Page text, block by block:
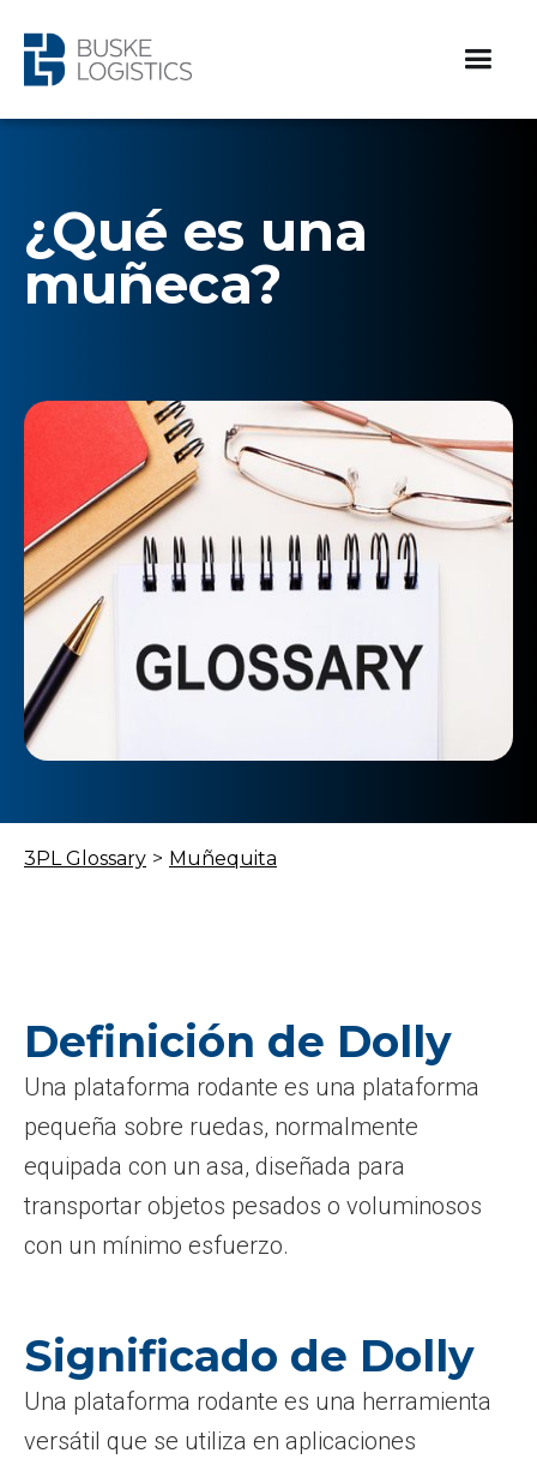
¿Qué es una
muñeca?
3PL Glossary > Muñequita
Definición de Dolly
Una plataforma rodante es una plataforma
pequeña sobre ruedas, normalmente
equipada con un asa, diseñada para
transportar objetos pesados o voluminosos
con un mínimo esfuerzo.
Significado de Dolly
Una plataforma rodante es una herramienta
versátil que se utiliza en aplicaciones